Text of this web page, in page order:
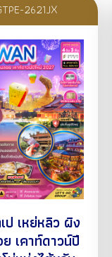
2621JX
ป เหย่หลิว ผิง
เคาท์ดาวน์ปี